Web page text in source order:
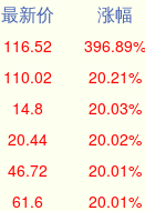
最新价 涨幅
116.52 396.89%
110.02 20.21%
14.8 20.03%
20.44 20.02%
46.72 20.01%
61.6 20.01%